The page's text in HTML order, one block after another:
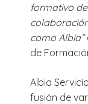
formativo
como Albia”
de
Albia
fusión de